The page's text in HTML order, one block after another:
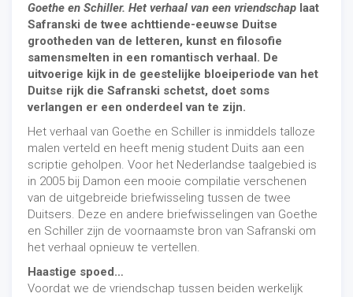
Goethe en Schiller. Het verhaal van een vriendschap laat
Safranski de twee achttiende-eeuwse Duitse
grootheden van de letteren, kunst en filosofie
samensmelten in een romantisch verhaal. De
uitvoerige kijk in de geestelijke bloeiperiode van het
Duitse rijk die Safranski schetst, doet soms
verlangen er een onderdeel van te zijn.
Het verhaal van Goethe en Schiller is inmiddels talloze
malen verteld en heeft menig student Duits aan een
scriptie geholpen. Voor het Nederlandse taalgebied is
in 2005 bij Damon een mooie compilatie verschenen
van de uitgebreide briefwisseling tussen de twee
Duitsers. Deze en andere briefwisselingen van Goethe
en Schiller zijn de voornaamste bron van Safranski om
het verhaal opnieuw te vertellen.
Haastige spoed…
Voordat we de vriendschap tussen beiden werkelijk